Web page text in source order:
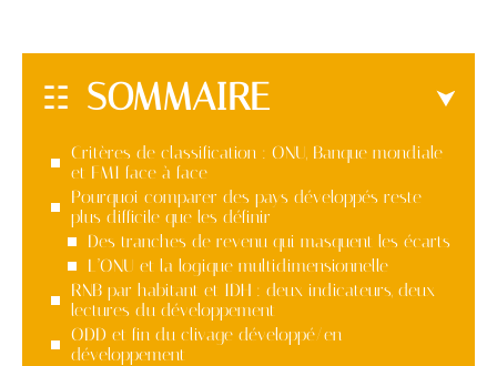
SOMMAIRE
Critères de classification : ONU, Banque mondiale
et FMI face à face
Pourquoi comparer des pays développés reste
plus difficile que les définir
Des tranches de revenu qui masquent les écarts
L’ONU et la logique multidimensionnelle
RNB par habitant et IDH : deux indicateurs, deux
lectures du développement
ODD et fin du clivage développé/en
développement